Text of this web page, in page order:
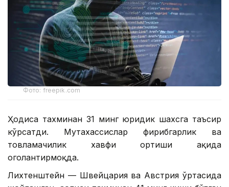
Фото: freepik.com
Ҳодиса тахминан 31 минг юридик шахсга таъсир
кўрсатди. Мутахассислар фирибгарлик ва
товламачилик хавфи ортиши ҳақида
огоҳлантирмоқда.
Лихтенштейн — Швейцария ва Австрия ўртасида